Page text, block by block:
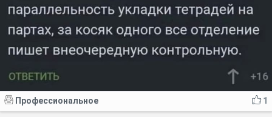
1
Профессиональное